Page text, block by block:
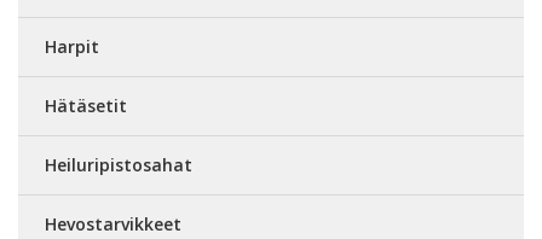
Harpit
Hätäsetit
Heiluripistosahat
Hevostarvikkeet